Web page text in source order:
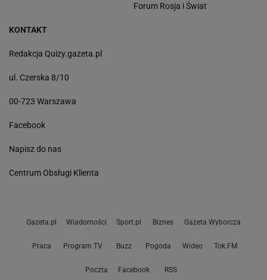
Forum Rosja i Świat
KONTAKT
Redakcja Quizy.gazeta.pl
ul. Czerska 8/10
00-723 Warszawa
Facebook
Napisz do nas
Centrum Obsługi Klienta
Gazeta.pl Wiadomości Sport.pl Biznes Gazeta Wyborcza
Praca Program TV Buzz Pogoda Wideo Tok.FM
Poczta Facebook RSS